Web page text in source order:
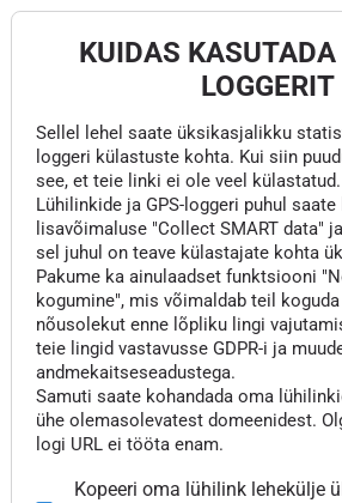
KUIDAS KASUTADA
LOGGERIT
Sellel lehel saate üksikasjalikku
loggeri külastuste kohta. Kui siin
see, et teie linki ei ole veel külastatud.
Lühilinkide ja GPS-loggeri puhul saate
lisavõimaluse "Collect SMART data"
sel juhul on teave külastajate kohta
Pakume ka ainulaadset funktsiooni
kogumine", mis võimaldab teil
nõusolekut enne lõpliku lingi
teie lingid vastavusse GDPR-i ja
andmekaitseseadustega.
Samuti saate kohandada oma
ühe olemasolevatest domeenidest.
logi URL ei tööta enam.
Kopeeri oma lühilink lehekülje